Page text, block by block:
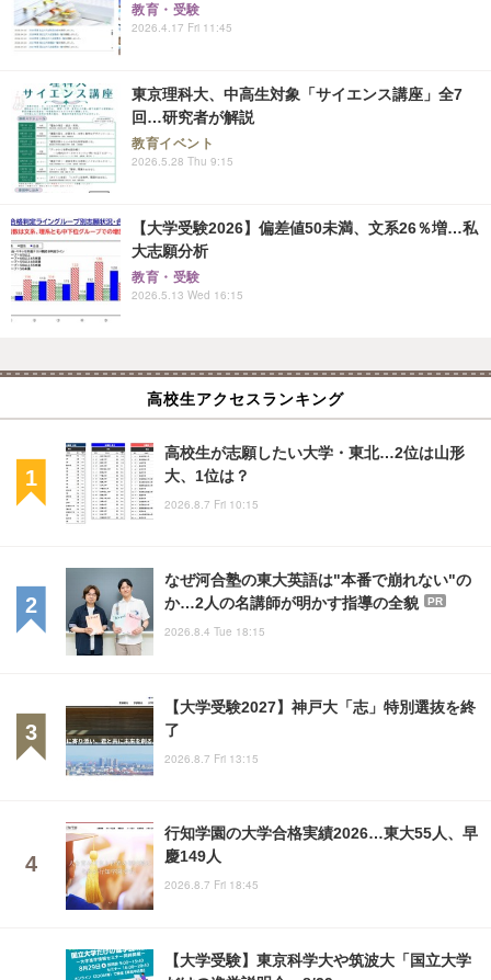
教育・受験
2026.4.17 Fri 11:45
東京理科大、中高生対象「サイエンス講座」全7
回…研究者が解説
教育イベント
2026.5.28 Thu 9:15
【大学受験2026】偏差値50未満、文系26％増…私
大志願分析
教育・受験
2026.5.13 Wed 16:15
高校生アクセスランキング
高校生が志願したい大学・東北…2位は山形
大、1位は？
2026.8.7 Fri 10:15
なぜ河合塾の東大英語は"本番で崩れない"の
か…2人の名講師が明かす指導の全貌
PR
2026.8.4 Tue 18:15
【大学受験2027】神戸大「志」特別選抜を終
了
2026.8.7 Fri 13:15
行知学園の大学合格実績2026…東大55人、早
慶149人
2026.8.7 Fri 18:45
【大学受験】東京科学大や筑波大「国立大学